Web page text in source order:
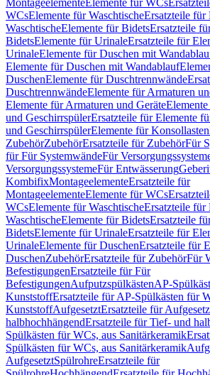
MontageelementeElemente für WCs
WCsElemente für WaschtischeErsatzteile für
WaschtischeElemente für BidetsErsatzteile
BidetsElemente für UrinaleErsatzteile für
UrinaleElemente für Duschen mit
Elemente für Duschen mit Wandablauf
DuschenElemente für Duschtrennwände
DuschtrennwändeElemente für Armaturen
Elemente für Armaturen und Geräte
und GeschirrspülerErsatzteile für Elemente
und GeschirrspülerElemente für Konsollasten
ZubehörZubehörErsatzteile für ZubehörFür
für Für SystemwändeFür
VersorgungssystemeFür Entwässerung
KombifixMontageelementeErsatzteile für
MontageelementeElemente für WCs
WCsElemente für WaschtischeErsatzteile für
WaschtischeElemente für BidetsErsatzteile
BidetsElemente für UrinaleErsatzteile für
UrinaleElemente für DuschenErsatzteile für
DuschenZubehörErsatzteile für ZubehörFür
BefestigungenErsatzteile für Für
BefestigungenAufputzspülkästenAP-
KunststoffErsatzteile für AP-Spülkästen für
KunststoffAufgesetztErsatzteile für
halbhochhängendErsatzteile für Tief- und
Spülkästen für WCs, aus Sanitärkeramik
Spülkästen für WCs, aus Sanitärkeramik
AufgesetztSpülrohreErsatzteile für